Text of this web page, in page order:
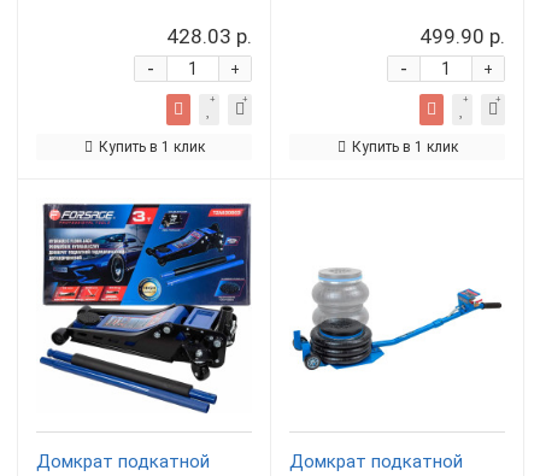
428.03 р.
+
-
Купить в 1 клик
499.90 р.
+
-
Купить в 1 клик
Домкрат подкатной
Домкрат подкатной